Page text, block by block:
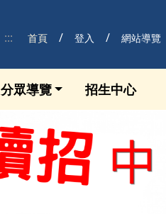
:::
首頁 登入 網站導覽
分眾導覽 招生中心